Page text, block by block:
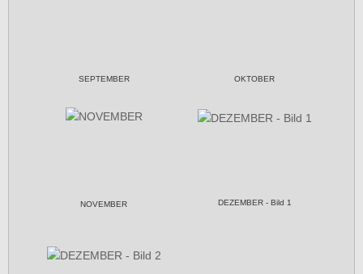
SEPTEMBER OKTOBER
NOVEMBER DEZEMBER - Bild 1